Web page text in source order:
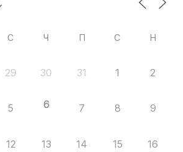
С Ч П С Н
29 30 31 1 2
5 6 7 8 9
12 13 14 15 16